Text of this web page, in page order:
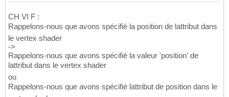
CH VI F :
Rappelons-nous que avons spécifié la position de lattribut dans
le vertex shader
->
Rappelons-nous que avons spécifié la valeur 'position' de
lattribut dans le vertex shader
ou
Rappelons-nous que avons spécifié lattribut de position dans le